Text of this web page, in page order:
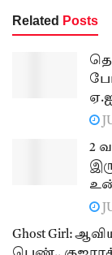
Related Posts
2
Ghost Girl: